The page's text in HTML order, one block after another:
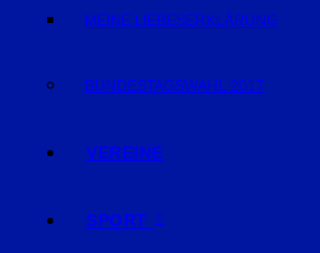
MEINE LIEBESERKLÄRUNG
BUNDESTAGSWAHL 2017
VEREINE
SPORT